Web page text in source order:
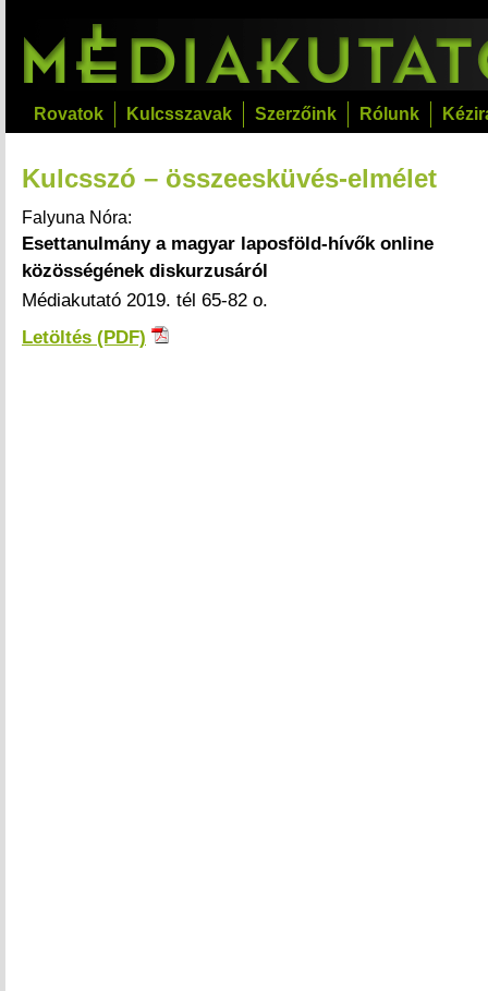
Rovatok Kulcsszavak Szerzőink Rólunk
Kulcsszó – összeesküvés-elmélet
Falyuna Nóra:
Esettanulmány a magyar laposföld-hívők online
közösségének diskurzusáról
Médiakutató 2019. tél 65-82 o.
Letöltés (PDF)